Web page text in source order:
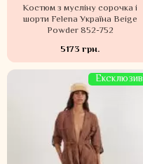
Костюм з мусліну сорочка і
шорти Felena Україна Beige
Powder 852-752
5173 грн.
Ексклюзив